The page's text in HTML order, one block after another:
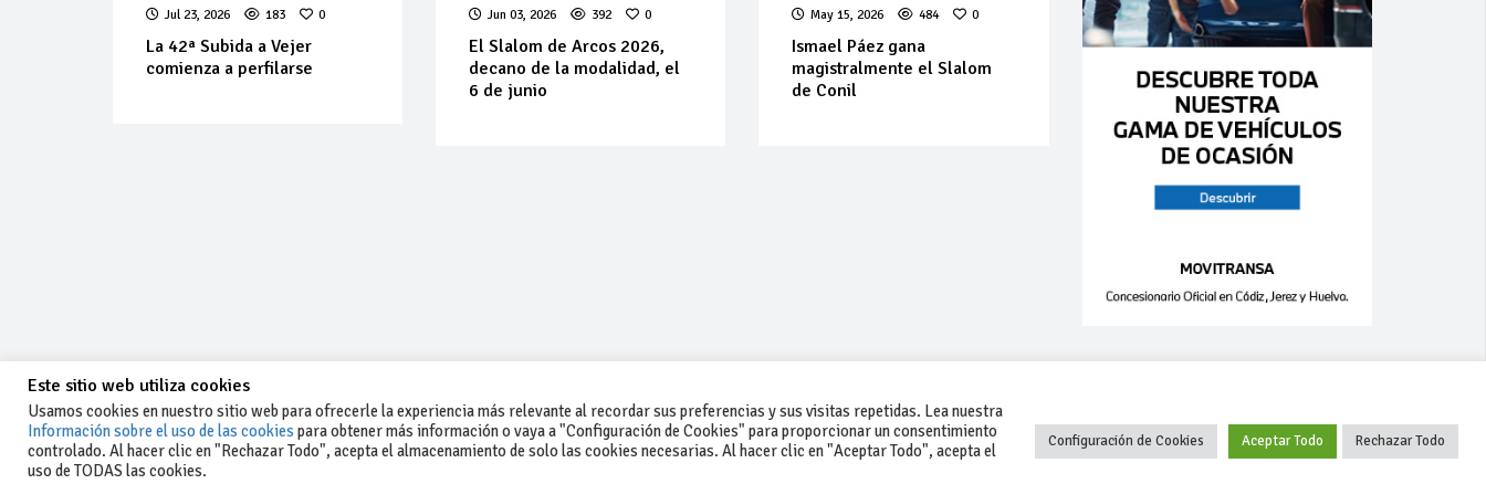
Jul 23, 2026 183 0
La 42ª Subida a Vejer
comienza a perfilarse
Jun 03, 2026 392 0
El Slalom de Arcos 2026,
decano de la modalidad, el
6 de junio
May 15, 2026 484 0
Ismael Páez gana
magistralmente el Slalom
de Conil
-Aviso legal y condiciones generales
-Contacto
+34 627 35 00 36
Este sitio web utiliza cookies
Usamos cookies en nuestro sitio web para ofrecerle la experiencia más relevante al recordar sus preferencias y sus visitas repetidas. Lea nuestra
Información sobre el uso de las cookies para obtener más información o vaya a "Configuración de Cookies" para proporcionar un consentimiento
controlado. Al hacer clic en "Rechazar Todo", acepta el almacenamiento de solo las cookies necesarias. Al hacer clic en "Aceptar Todo", acepta el
uso de TODAS las cookies.
Configuración de Cookies Aceptar Todo Rechazar Todo